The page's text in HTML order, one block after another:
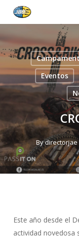
content
Eventos
Bydirectorjae
Este año desde el
actividad novedosa